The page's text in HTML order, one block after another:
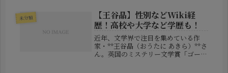
未分類
【王谷晶】性別などWiki経
歴！高校や大学など学歴も！
近年、文学界で注目を集めている作
家・**王谷晶（おうたに あきら）**さ
ん。英国のミステリー文学賞「ゴール